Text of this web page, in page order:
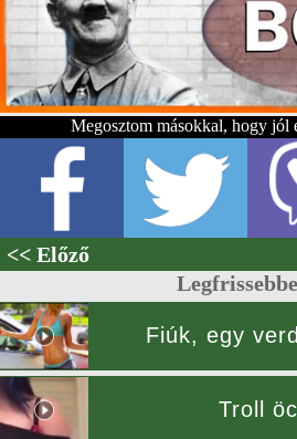
Megosztom másokkal, hogy jól
<< Előző
Fiúk, egy
Troll